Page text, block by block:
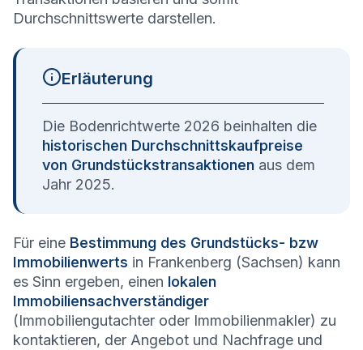
Durchschnittswerte darstellen.
Erläuterung
Die Bodenrichtwerte 2026 beinhalten die
historischen Durchschnittskaufpreise
von Grundstückstransaktionen aus dem
Jahr 2025.
Für eine Bestimmung des Grundstücks- bzw
Immobilienwerts in Frankenberg (Sachsen) kann
es Sinn ergeben, einen lokalen
Immobiliensachverständiger
(Immobiliengutachter oder Immobilienmakler) zu
kontaktieren, der Angebot und Nachfrage und